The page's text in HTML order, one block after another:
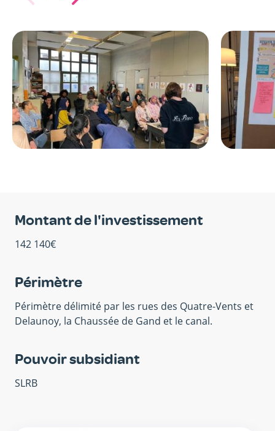
Image Image
Montant de l'investissement
142 140€
Périmètre
Périmètre délimité par les rues des Quatre-Vents et
Delaunoy, la Chaussée de Gand et le canal.
Pouvoir subsidiant
SLRB